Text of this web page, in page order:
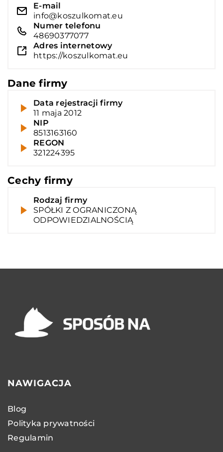
E-mail
info@koszulkomat.eu
Numer telefonu
48690377077
Adres internetowy
https://koszulkomat.eu
Dane firmy
Data rejestracji firmy
11 maja 2012
NIP
8513163160
REGON
321224395
Cechy firmy
Rodzaj firmy
SPÓŁKI Z OGRANICZONĄ
ODPOWIEDZIALNOŚCIĄ
NAWIGACJA
Blog
Polityka prywatności
Regulamin